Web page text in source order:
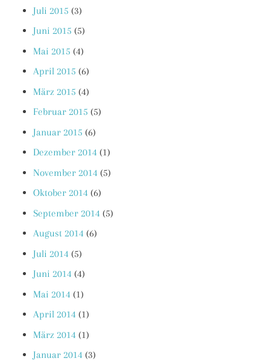
Juli 2015 (3)
Juni 2015 (5)
Mai 2015 (4)
April 2015 (6)
März 2015 (4)
Februar 2015 (5)
Januar 2015 (6)
Dezember 2014 (1)
November 2014 (5)
Oktober 2014 (6)
September 2014 (5)
August 2014 (6)
Juli 2014 (5)
Juni 2014 (4)
Mai 2014 (1)
April 2014 (1)
März 2014 (1)
Januar 2014 (3)